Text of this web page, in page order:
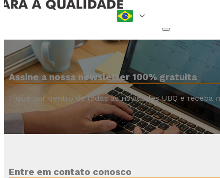
Assine a nossa newsletter 100% gratuita
Fique por dentro de todas as novidades UBQ e receba
Entre em contato conosco